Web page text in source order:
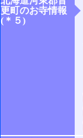
更町のお寺情報
(＊５)